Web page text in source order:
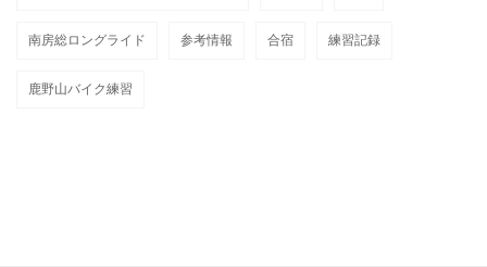
南房総ロングライド 参考情報 合宿 練習記録
鹿野山バイク練習